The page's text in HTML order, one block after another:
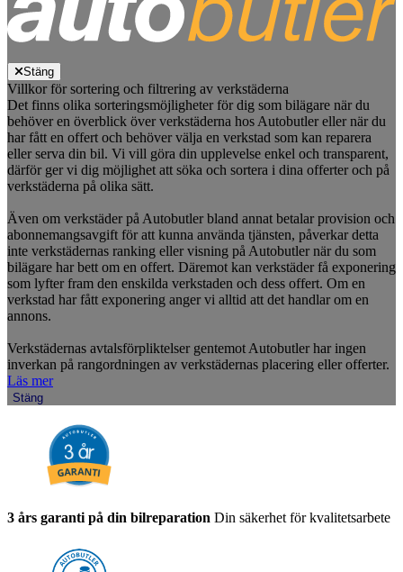
Stäng
Villkor för sortering och filtrering av verkstäderna
Det finns olika sorteringsmöjligheter för dig som bilägare när du
behöver en överblick över verkstäderna hos Autobutler eller när du
har fått en offert och behöver välja en verkstad som kan reparera
eller serva din bil. Vi vill göra din upplevelse enkel och transparent,
därför ger vi dig möjlighet att söka och sortera i dina offerter och på
verkstäderna på olika sätt.
Även om verkstäder på Autobutler bland annat betalar provision och
abonnemangsavgift för att kunna använda tjänsten, påverkar detta
inte verkstädernas ranking eller visning på Autobutler när du som
bilägare har bett om en offert. Däremot kan verkstäder få exponering
som lyfter fram den enskilda verkstaden och dess offert. Om en
verkstad har fått exponering anger vi alltid att det handlar om en
annons.
Verkstädernas avtalsförpliktelser gentemot Autobutler har ingen
inverkan på rangordningen av verkstädernas placering eller offerter.
Läs mer
Stäng
3 års garanti på din bilreparation Din säkerhet för kvalitetsarbete